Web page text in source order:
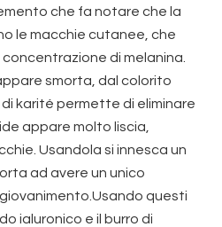
che fa notare che la
le macchie cutanee, che
di melanina.
smorta, dal colorito
karité permette di eliminare
appare molto liscia,
Usandola si innesca un
ad avere un unico
questi
ialuronico e il burro di